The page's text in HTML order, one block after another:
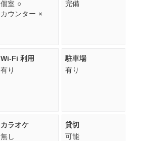
個室 ○
カウンター ×
完備
Wi-Fi 利用
有り
駐車場
有り
カラオケ
無し
貸切
可能